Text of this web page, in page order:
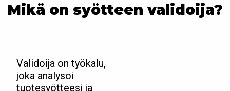
Mikä on syötteen validoija?
Validoija on työkalu,
joka analysoi
tuotesyötteesi ja